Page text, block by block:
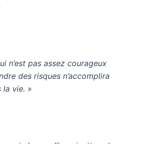
n’est pas assez courageux
des risques n’accomplira
la vie. »